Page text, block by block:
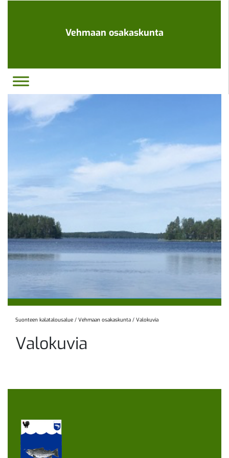
Vehmaan osakaskunta
Suonteen kalatalousalue / Vehmaan osakaskunta / Valokuvia
Valokuvia